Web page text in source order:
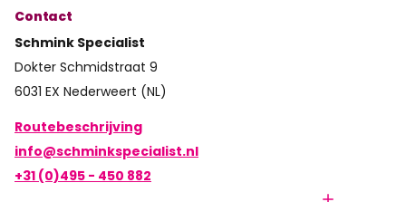
Contact
Schmink Specialist
Dokter Schmidstraat 9
6031 EX Nederweert (NL)
Routebeschrijving
info@schminkspecialist.nl
+31 (0)495 - 450 882